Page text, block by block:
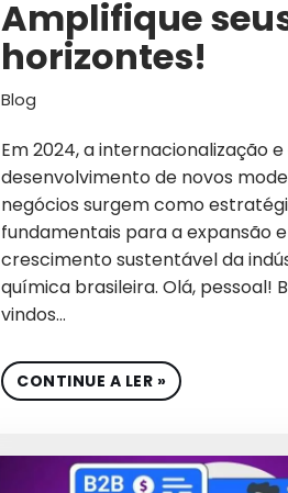
Amplifique
horizontes!
Blog
Em 2024, a internacionalização e
desenvolvimento de novos
negócios surgem como
fundamentais para a expansão
crescimento sustentável da
química brasileira. Olá, pessoal!
vindos…
CONTINUE A LER »